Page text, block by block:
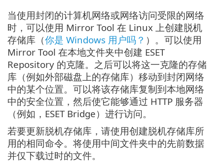
当使用封闭的计算机网络或网络访问受限的网络
时，可以使用 Mirror Tool 在 Linux 上创建脱机
存储库（你是 Windows 用户吗？ ）。可以使用
Mirror Tool 在本地文件夹中创建 ESET
Repository 的克隆。之后可以将这一克隆的存储
库（例如外部磁盘上的存储库）移动到封闭网络
中的某个位置。可以将该存储库复制到本地网络
中的安全位置，然后使它能够通过 HTTP 服务器
（例如，ESET Bridge）进行访问。
若要更新脱机存储库，请使用创建脱机存储库所
用的相同命令。将使用中间文件夹中的先前数据
并仅下载过时的文件。